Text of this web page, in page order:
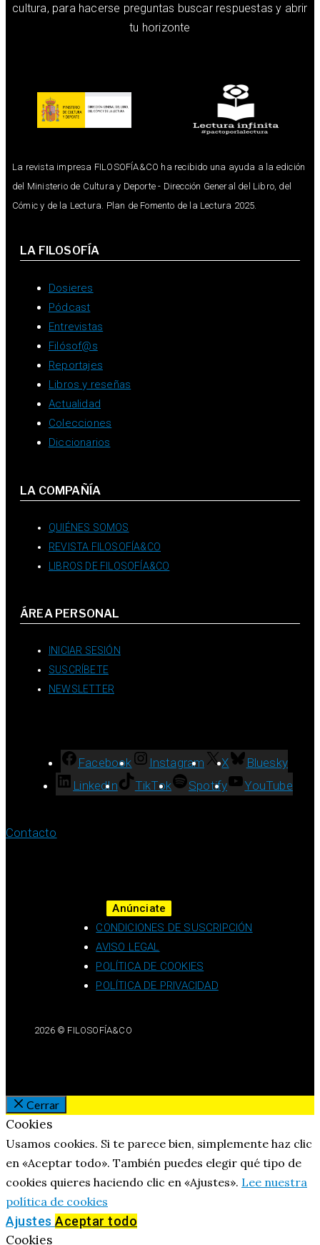
cultura, para hacerse preguntas buscar respuestas y abrir
tu horizonte
La revista impresa FILOSOFÍA&CO ha recibido una ayuda a la edición
del Ministerio de Cultura y Deporte - Dirección General del Libro, del
Cómic y de la Lectura. Plan de Fomento de la Lectura 2025.
LA FILOSOFÍA
Dosieres
Pódcast
Entrevistas
Filósof@s
Reportajes
Libros y reseñas
Actualidad
Colecciones
Diccionarios
LA COMPAÑÍA
QUIÉNES SOMOS
REVISTA FILOSOFÍA&CO
LIBROS DE FILOSOFÍA&CO
ÁREA PERSONAL
INICIAR SESIÓN
SUSCRÍBETE
NEWSLETTER
Facebook Instagram X
Bluesky
LinkedIn
TikTok Spotify YouTube
Contacto
Anúnciate
CONDICIONES DE SUSCRIPCIÓN
AVISO LEGAL
POLÍTICA DE COOKIES
POLÍTICA DE PRIVACIDAD
2026 © FILOSOFÍA&CO
Cerrar
Cookies
Usamos cookies. Si te parece bien, simplemente haz clic
en «Aceptar todo». También puedes elegir qué tipo de
cookies quieres haciendo clic en «Ajustes». Lee nuestra
política de cookies
Ajustes Aceptar todo
Cookies